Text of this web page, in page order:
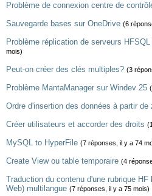
Problème de connexion centre de
Sauvegarde bases sur OneDrive (6
Problème réplication de serveurs
mois)
Peut-on créer des clés multiples? (3
Problème MantaManager sur Windev 25
Ordre d'insertion des données à partir de
Créer utilisateurs et accorder des droits
MySQL to HyperFile (7 réponses, il y a 74
Create View ou table temporaire (4
Traduction du contenu d'une rubrique
Web) multilangue (7 réponses, il y a 75 mois)